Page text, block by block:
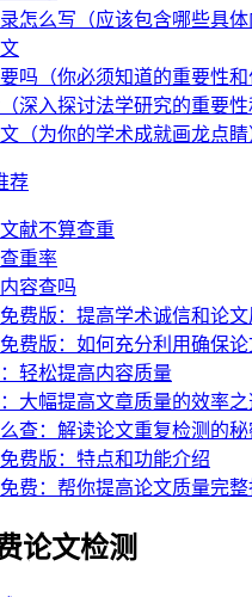
怎么写（应该包含哪些具体
吗（你必须知道的重要性和
深入探讨法学研究的重要性
（为你的学术成就画龙点睛
荐
献不算查重
重率
容查吗
费版：提高学术诚信和论
费版：如何充分利用确保
轻松提高内容质量
大幅提高文章质量的效率之
查：解读论文重复检测的秘
费版：特点和功能介绍
费：帮你提高论文质量完整
论文检测